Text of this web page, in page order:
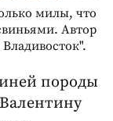
милы, что
Автор
породы